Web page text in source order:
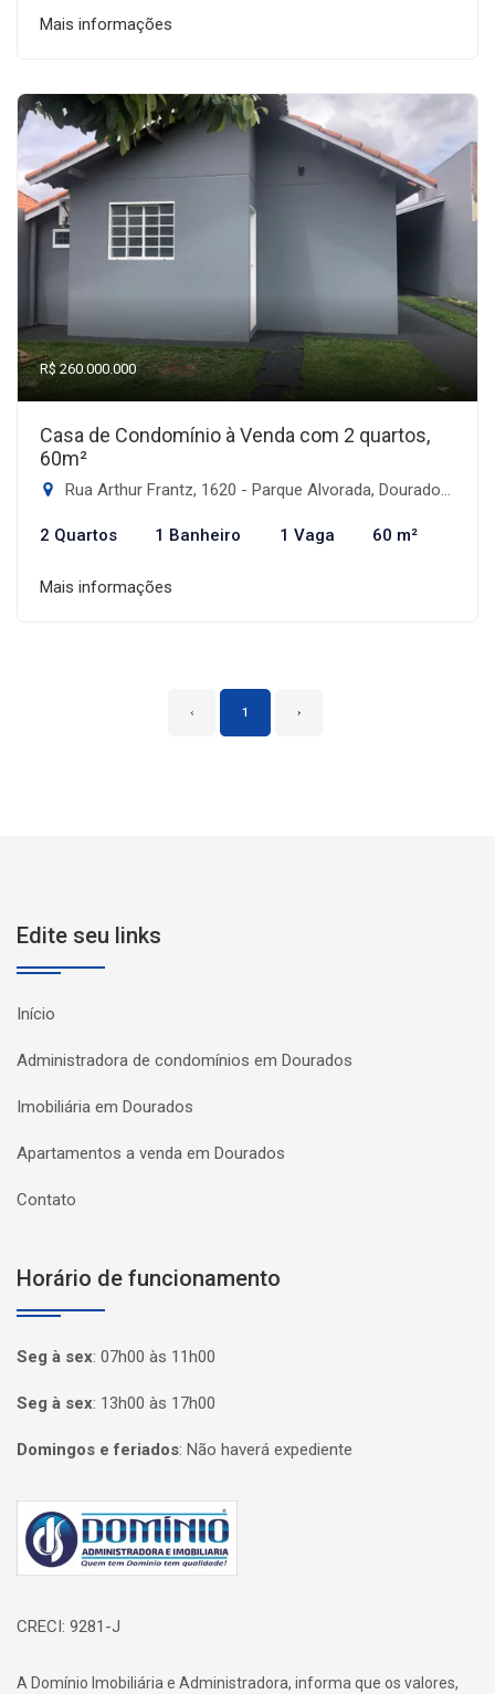
Mais informações
R$ 260.000.000
Casa de Condomínio à Venda com 2 quartos,
60m²
Rua Arthur Frantz, 1620 - Parque Alvorada, Dourados-MS
2 Quartos 1 Banheiro 1 Vaga 60 m²
Mais informações
‹ 1 ›
Edite seu links
Início
Administradora de condomínios em Dourados
Imobiliária em Dourados
Apartamentos a venda em Dourados
Contato
Horário de funcionamento
Seg à sex: 07h00 às 11h00
Seg à sex: 13h00 às 17h00
Domingos e feriados: Não haverá expediente
Página inicial
CRECI: 9281-J
A Domínio Imobiliária e Administradora, informa que os valores,